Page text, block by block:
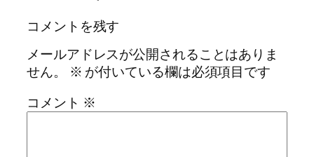
コメントを残す
メールアドレスが公開されることはありま
せん。
※ が付いている欄は必須項目です
コメント ※